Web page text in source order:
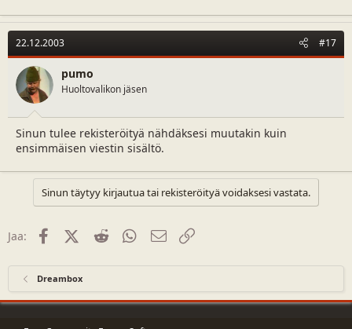
22.12.2003 #17
pumo
Huoltovalikon jäsen
Sinun tulee rekisteröityä nähdäksesi muutakin kuin
ensimmäisen viestin sisältö.
Sinun täytyy kirjautua tai rekisteröityä voidaksesi vastata.
Jaa: FacebookX (Twitter)
Reddit WhatsAppSähköposti
Dreambox